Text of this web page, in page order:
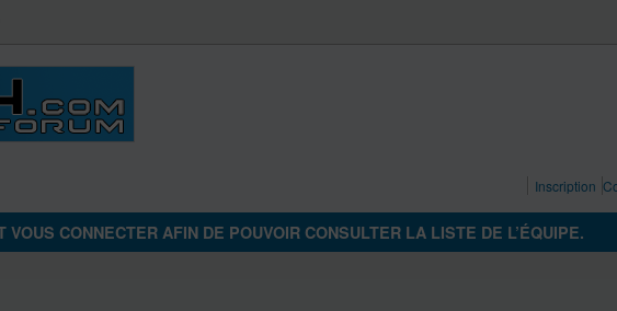
Inscription
CONNECTER AFIN DE POUVOIR CONSULTER LA LISTE DE L’ÉQUIPE.